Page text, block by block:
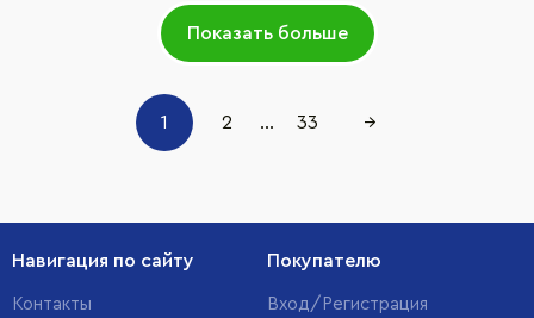
Показать больше
1 2 ... 33 →
Навигация по сайту
Контакты
Покупателю
Вход/Регистрация